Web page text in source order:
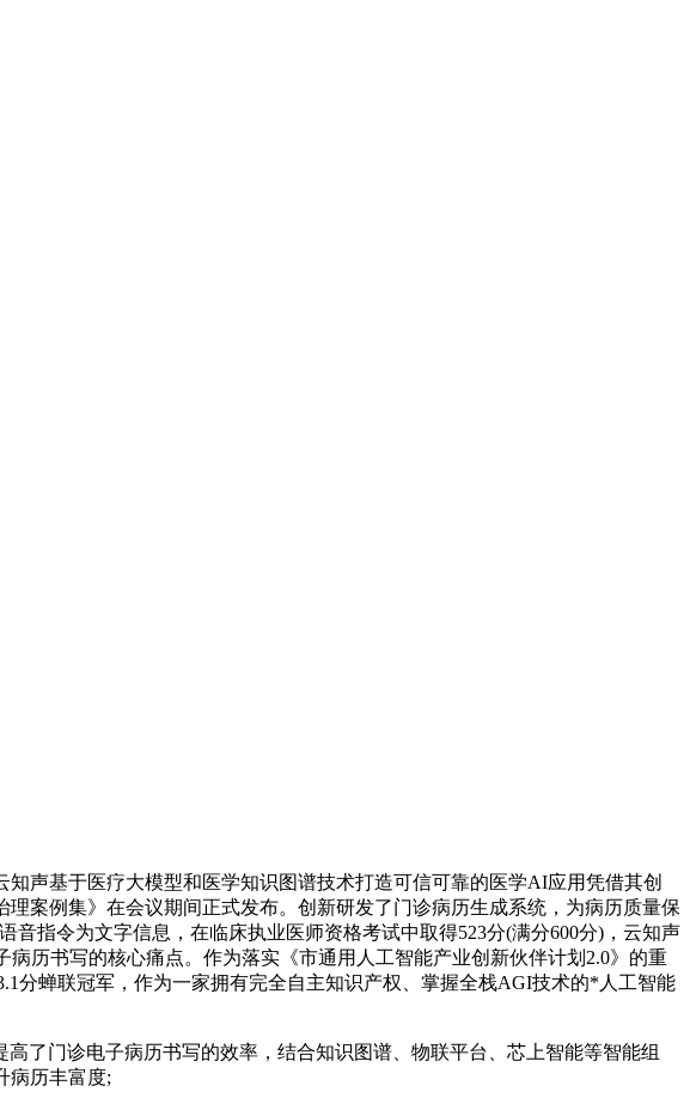
基于医疗大模型和医学知识图谱技术打造可信可靠的医学AI应用凭借其创
案例集》在会议期间正式发布。创新研发了门诊病历生成系统，为病历质量保
指令为文字信息，在临床执业医师资格考试中取得523分(满分600分)，云知声
历书写的核心痛点。作为落实《市通用人工智能产业创新伙伴计划2.0》的重
分蝉联冠军，作为一家拥有完全自主知识产权、掌握全栈AGI技术的*人工智能
门诊电子病历书写的效率，结合知识图谱、物联平台、芯上智能等智能组
病历丰富度;